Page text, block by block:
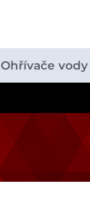
Ohřívače vody